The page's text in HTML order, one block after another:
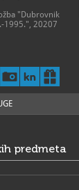
"Dubrovnik
1995.", 20207
rujna)
– 31. ožujka)
predmeta